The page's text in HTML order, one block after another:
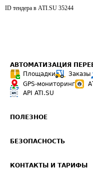
ID тендера в ATI.SU 35244
АВТОМАТИЗАЦИЯ
Площадки
Заказы
GPS-мониторинг
API ATI.SU
ПОЛЕЗНОЕ
Звезды ATI.SU на вашем сайте
БЕЗОПАСНОСТЬ
КОНТАКТЫ И ТАРИФЫ